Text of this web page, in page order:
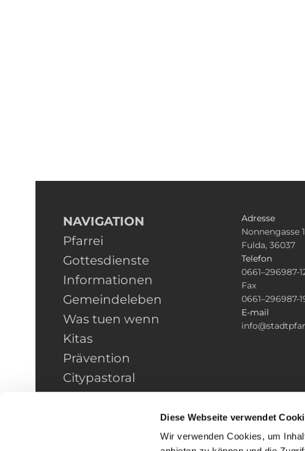
Diese Webseite verwendet
Wir verwenden Cookies, um
NAVIGATION
Pfarrei
Gottesdienste
Informationen
Gemeindeleben
Was tuen wenn
Kitas
Prävention
Citypastoral
Kontakt
HINWEISGEBERSCHUTZ
Adresse
Nonnengasse
Fulda, 36037
Telefon
0661–296987-
Fax
0661–296987-
E-mail